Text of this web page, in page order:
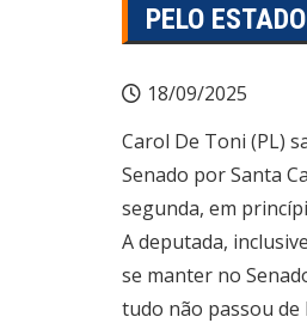
PELO
18/09/2025
Carol De Toni (PL)
Senado por Santa
segunda, em
A deputada,
se manter no
tudo não passou de